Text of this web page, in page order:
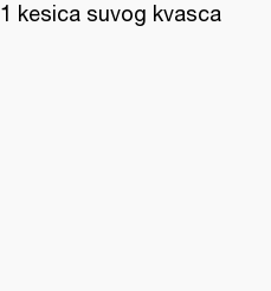
1 kesica suvog kvasca